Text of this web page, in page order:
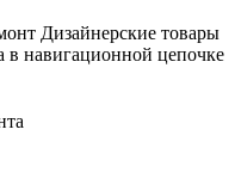
Дизайнерские товары
в навигационной цепочке